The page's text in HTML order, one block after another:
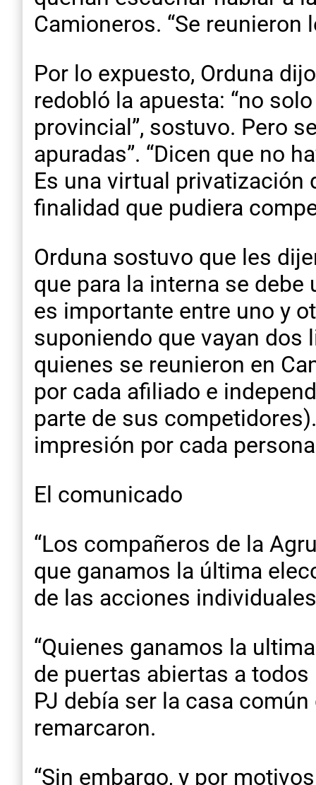
Camioneros. “Se
Por lo expuesto, Orduna
redobló la apuesta: “no
provincial”, sostuvo. Pero
apuradas”. “Dicen que no
Es una virtual privatización
finalidad que pudiera
Orduna sostuvo que les
que para la interna se
es importante entre uno y
suponiendo que vayan dos
quienes se reunieron en
por cada afiliado e
parte de sus
impresión por cada
El comunicado
“Los compañeros de la
que ganamos la última
de las acciones
“Quienes ganamos la
de puertas abiertas a
PJ debía ser la casa
remarcaron.
“Sin embargo, y por